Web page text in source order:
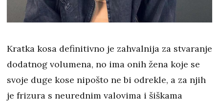
Kratka kosa definitivno je zahvalnija za stvaranje
dodatnog volumena, no ima onih žena koje se
svoje duge kose nipošto ne bi odrekle, a za njih
je frizura s neurednim valovima i šiškama